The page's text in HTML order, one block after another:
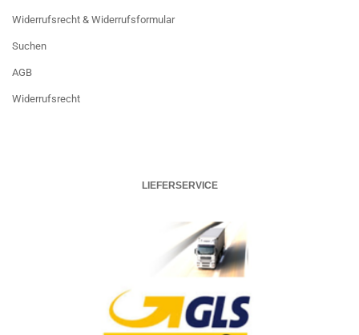
Widerrufsrecht & Widerrufsformular
Suchen
AGB
Widerrufsrecht
LIEFERSERVICE